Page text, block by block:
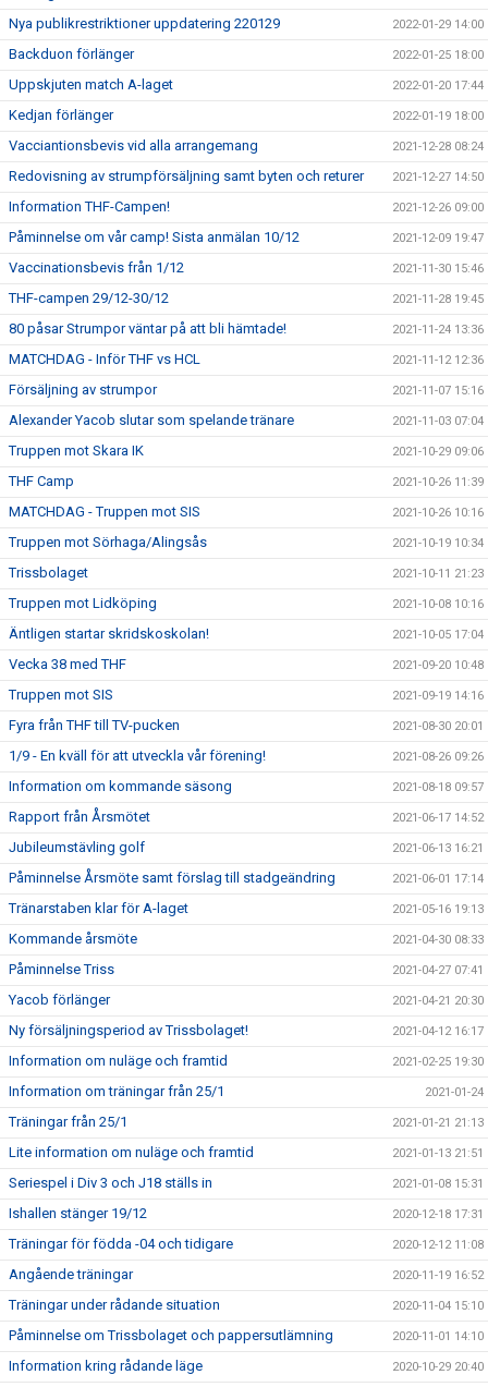
Nya publikrestriktioner uppdatering 220129 2022-01-29 14:00
Backduon förlänger 2022-01-25 18:00
Uppskjuten match A-laget 2022-01-20 17:44
Kedjan förlänger 2022-01-19 18:00
Vacciantionsbevis vid alla arrangemang 2021-12-28 08:24
Redovisning av strumpförsäljning samt byten och returer 2021-12-27 14:50
Information THF-Campen! 2021-12-26 09:00
Påminnelse om vår camp! Sista anmälan 10/12 2021-12-09 19:47
Vaccinationsbevis från 1/12 2021-11-30 15:46
THF-campen 29/12-30/12 2021-11-28 19:45
80 påsar Strumpor väntar på att bli hämtade! 2021-11-24 13:36
MATCHDAG - Inför THF vs HCL 2021-11-12 12:36
Försäljning av strumpor 2021-11-07 15:16
Alexander Yacob slutar som spelande tränare 2021-11-03 07:04
Truppen mot Skara IK 2021-10-29 09:06
THF Camp 2021-10-26 11:39
MATCHDAG - Truppen mot SIS 2021-10-26 10:16
Truppen mot Sörhaga/Alingsås 2021-10-19 10:34
Trissbolaget 2021-10-11 21:23
Truppen mot Lidköping 2021-10-08 10:16
Äntligen startar skridskoskolan! 2021-10-05 17:04
Vecka 38 med THF 2021-09-20 10:48
Truppen mot SIS 2021-09-19 14:16
Fyra från THF till TV-pucken 2021-08-30 20:01
1/9 - En kväll för att utveckla vår förening! 2021-08-26 09:26
Information om kommande säsong 2021-08-18 09:57
Rapport från Årsmötet 2021-06-17 14:52
Jubileumstävling golf 2021-06-13 16:21
Påminnelse Årsmöte samt förslag till stadgeändring 2021-06-01 17:14
Tränarstaben klar för A-laget 2021-05-16 19:13
Kommande årsmöte 2021-04-30 08:33
Påminnelse Triss 2021-04-27 07:41
Yacob förlänger 2021-04-21 20:30
Ny försäljningsperiod av Trissbolaget! 2021-04-12 16:17
Information om nuläge och framtid 2021-02-25 19:30
Information om träningar från 25/1 2021-01-24
Träningar från 25/1 2021-01-21 21:13
Lite information om nuläge och framtid 2021-01-13 21:51
Seriespel i Div 3 och J18 ställs in 2021-01-08 15:31
Ishallen stänger 19/12 2020-12-18 17:31
Träningar för födda -04 och tidigare 2020-12-12 11:08
Angående träningar 2020-11-19 16:52
Träningar under rådande situation 2020-11-04 15:10
Påminnelse om Trissbolaget och pappersutlämning 2020-11-01 14:10
Information kring rådande läge 2020-10-29 20:40